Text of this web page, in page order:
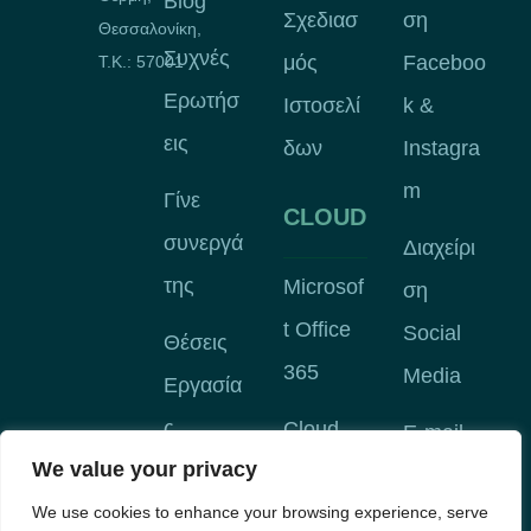
We value your privacy
We use cookies to enhance your browsing experience, serve
Θεσσαλονίκη,
Τ.Κ.: 57001Συχνές
Ερωτήσ
εις
Γίνε
συνεργά
της
Θέσεις
Εργασία
ς
Σχεδιασ
μός
Ιστοσελί
δων
CLOUD
Microsof
t Office
365
Cloud
ση
Faceboo
k &
Instagra
m
Διαχείρι
ση
Social
Media
E-mail
g